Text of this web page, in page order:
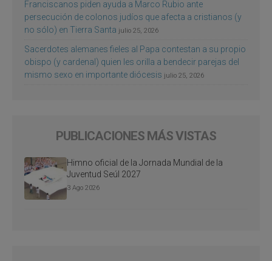
Franciscanos piden ayuda a Marco Rubio ante
persecución de colonos judíos que afecta a cristianos (y
no sólo) en Tierra Santa julio 25, 2026
Sacerdotes alemanes fieles al Papa contestan a su propio
obispo (y cardenal) quien les orilla a bendecir parejas del
mismo sexo en importante diócesis julio 25, 2026
PUBLICACIONES MÁS VISTAS
Himno oficial de la Jornada Mundial de la
Juventud Seúl 2027
3 Ago 2026